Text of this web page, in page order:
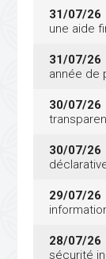
31/07/26
une aide
31/07/26
année de
30/07/26
30/07/26
29/07/26
28/07/26
sécurité